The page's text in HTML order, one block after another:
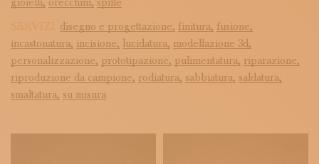
SERVIZI: disegno e progettazione, finitura, fusione,
incastonatura, incisione, lucidatura, modellazione 3d,
personalizzazione, prototipazione, pulimentatura, riparazione,
riproduzione da campione, rodiatura, sabbiatura, saldatura,
smaltatura, su misura